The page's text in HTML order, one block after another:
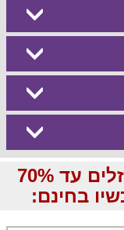
קבלו מבצעים לוהטים ומוזלים עד 70%
בחינם: